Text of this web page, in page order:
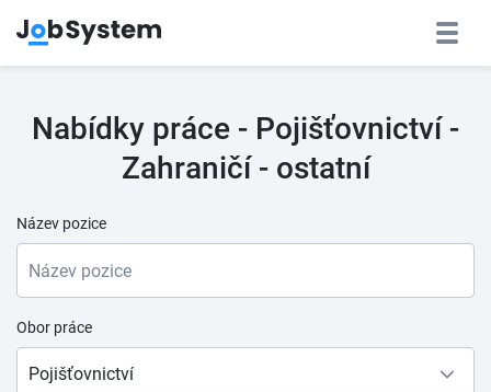
Nabídky práce - Pojišťovnictví -
Zahraničí - ostatní
Název pozice
Obor práce
Pojišťovnictví